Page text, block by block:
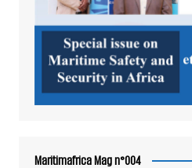
Maritimafrica Mag n°004